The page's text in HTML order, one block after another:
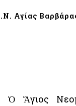
Αγίας
Ὁ Ἅγιος